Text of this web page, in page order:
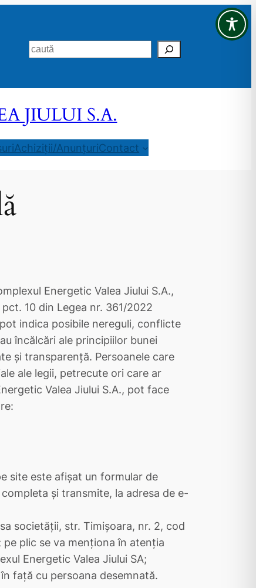
Search
JIULUI S.A.
Achiziții/AnunțuriContact
Energetic Valea Jiului S.A.,
10 din Legea nr. 361/2022
indica posibile nereguli, conflicte
încălcări ale principiilor bunei
și transparență. Persoanele care
ale legii, petrecute ori care ar
Valea Jiului S.A., pot face
site este afișat un formular de
și transmite, la adresa de e-
societății, str. Timișoara, nr. 2, cod
plic se va menționa în atenția
Energetic Valea Jiului SA;
față cu persoana desemnată.